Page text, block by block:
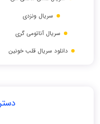
سریال ونزدی
سریال آناتومی گری
دانلود سریال قلب خونین